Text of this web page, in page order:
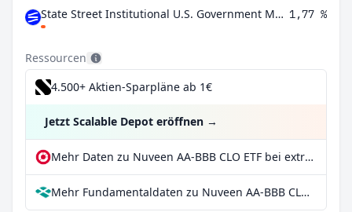
State Street Institutional U.S. Government Money Market Fund Premier Class 1,77 %
Ressourcen
4.500+ Aktien-Sparpläne ab 1€
Jetzt Scalable Depot eröffnen →
Mehr Daten zu Nuveen AA-BBB CLO ETF bei extraETF
Mehr Fundamentaldaten zu Nuveen AA-BBB CLO ETF bei Parqet